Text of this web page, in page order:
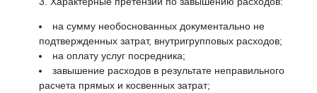
на сумму необоснованных документально не
подтвержденных затрат, внутригрупповых расходов;
на оплату услуг посредника;
завышение расходов в результате неправильного
расчета прямых и косвенных затрат;